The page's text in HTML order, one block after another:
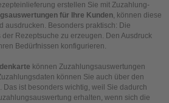
erstellen Sie mit Zuzahlung-
für Ihre Kunden, können diese
ausdrucken. Besonders praktisch: Die
Rezeptsuche zu erzeugen. Den Ausdruck
Bedürfnissen konfigurieren.
können Zuzahlungsauswertungen
können Sie auch über den
Das ist besonders wichtig, weil Sie dadurch
erhalten, wenn sich die